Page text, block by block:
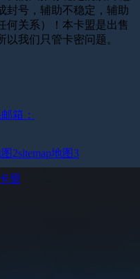
封号，辅助不稳定，辅助
何关系）！本卡盟是出售
我们只管卡密问题。
箱：
2sitemap地图3
盟